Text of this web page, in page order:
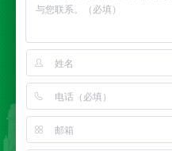
Copyright © 西安永安
18010892号-1
公司主营 西安聚氨
一体板,西安复合板